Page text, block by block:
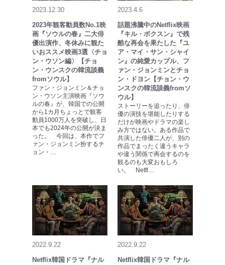
2023.12.30
2023年観客動員数No.1映
画『ソウルの春』二大俳
優出演作、冬休みに観た
いおススメ映画3選〈チョ
ン・ウソン編〉【チョ
ン・ウンスクの韓流談義
fromソウル】
ファン・ジョンミン＆チョ
ン・ウソン主演映画『ソウ
ルの春』が、韓国での公開
から1カ月ちょっとで観客
動員1000万人を突破し、日
本でも2024年の公開が決ま
った。 今回は、本作でフ
ァン・ジョンミン扮するチ
ョン・…
2023.4.6
話題沸騰中のNetflix映画
『キル・ボクスン』で残
酷な再会を果たした『ユ
ア・マイ・サン・シャイ
ン』の純愛カップル、フ
ァン・ジョンミンとチョ
ン・ドヨン【チョン・ウ
ンスクの韓流談義fromソ
ウル】
ストーリーを追ったり、俳
優の演技を堪能したりする
だけが映画やドラマの楽し
み方ではない。ある作品で
共演した俳優二人が、別の
作品でまったく違うキャラ
や違う関係で再会するのを
観るのも大変おもしろ
い。 Netfl…
2022.9.22
Netflix韓国ドラマ『ナル
2022.9.22
Netflix韓国ドラマ『ナル